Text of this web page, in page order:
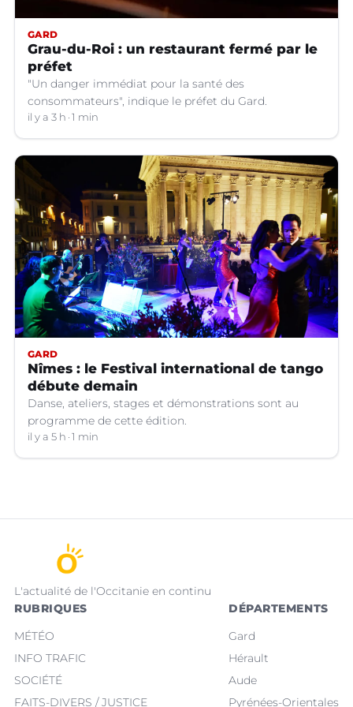
GARD
Grau-du-Roi : un restaurant fermé par le
préfet
"Un danger immédiat pour la santé des
consommateurs", indique le préfet du Gard.
il y a 3 h 1 min
GARD
Nîmes : le Festival international de tango
débute demain
Danse, ateliers, stages et démonstrations sont au
programme de cette édition.
il y a 5 h 1 min
L'actualité de l'Occitanie en continu
RUBRIQUES
MÉTÉO
INFO TRAFIC
SOCIÉTÉ
FAITS-DIVERS / JUSTICE
DÉPARTEMENTS
Gard
Hérault
Aude
Pyrénées-Orientales